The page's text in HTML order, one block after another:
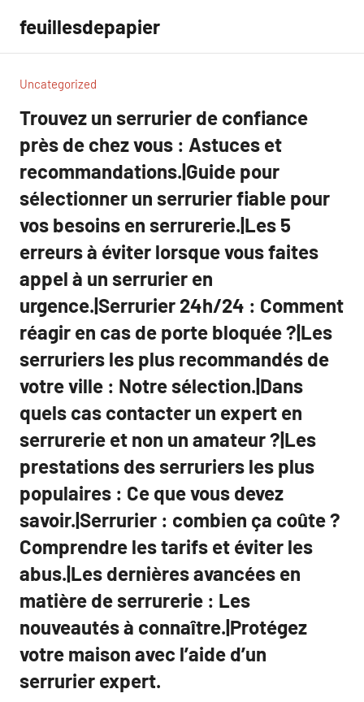
contenu
feuillesdepapier
Uncategorized
Trouvez un serrurier de confiance
près de chez vous : Astuces et
recommandations.|Guide pour
sélectionner un serrurier fiable pour
vos besoins en serrurerie.|Les 5
erreurs à éviter lorsque vous faites
appel à un serrurier en
urgence.|Serrurier 24h/24 : Comment
réagir en cas de porte bloquée ?|Les
serruriers les plus recommandés de
votre ville : Notre sélection.|Dans
quels cas contacter un expert en
serrurerie et non un amateur ?|Les
prestations des serruriers les plus
populaires : Ce que vous devez
savoir.|Serrurier : combien ça coûte ?
Comprendre les tarifs et éviter les
abus.|Les dernières avancées en
matière de serrurerie : Les
nouveautés à connaître.|Protégez
votre maison avec l’aide d’un
serrurier expert.